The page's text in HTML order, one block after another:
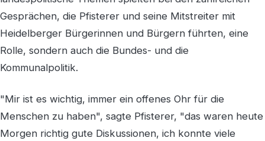
Gesprächen, die Pfisterer und seine Mitstreiter mit
Heidelberger Bürgerinnen und Bürgern führten, eine
Rolle, sondern auch die Bundes- und die
Kommunalpolitik.
"Mir ist es wichtig, immer ein offenes Ohr für die
Menschen zu haben", sagte Pfisterer, "das waren heute
Morgen richtig gute Diskussionen, ich konnte viele